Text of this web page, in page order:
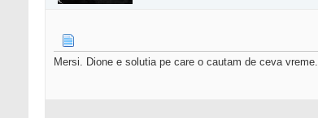
Mersi. Dione e solutia pe care o cautam de ceva vreme.